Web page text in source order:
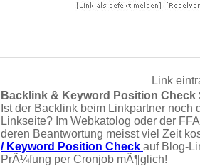
Link
Backlink & Keyword Position
Ist der Backlink beim Linkpartner noch
Linkseite? Im Webkatolog oder der
deren Beantwortung meisst viel Zeit
/ Keyword Position Check auf Blog-
PrÃ¼fung per Cronjob mÃ¶glich!